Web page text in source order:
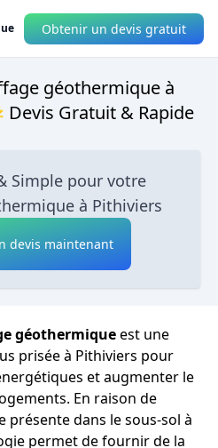
Obtenir un devis gratuit
géothermique à
Devis Gratuit & Rapide
Simple pour votre
à Pithiviers
devis maintenant
géothermiqueest une
prisée à Pithiviers pour
et augmenter le
En raison de
présente dans le sous-sol à
permet de fournir de la